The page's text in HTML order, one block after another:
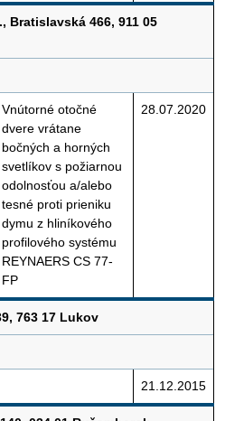
Bratislavská 466, 911 05
Vnútorné otočné
dvere vrátane
bočných a horných
svetlíkov s požiarnou
odolnosťou a/alebo
tesné proti prieniku
dymu z hliníkového
profilového systému
REYNAERS CS 77-
FP
28.07.2020
763 17 Lukov
21.12.2015